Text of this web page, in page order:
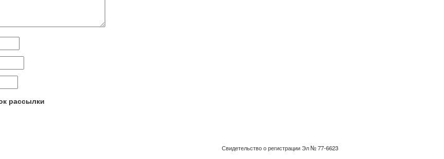
рассылки
Свидетельство о регистрации Эл № 77-6623